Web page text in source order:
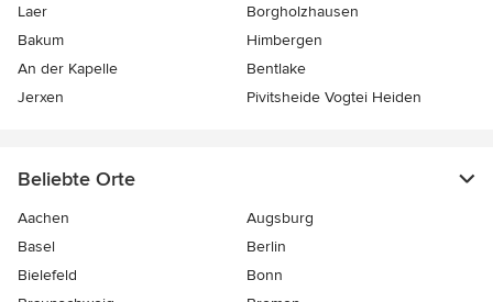
Laer
Borgholzhausen
Bakum
Himbergen
An der Kapelle
Bentlake
Jerxen
Pivitsheide Vogtei Heiden
Beliebte Orte
Aachen
Augsburg
Basel
Berlin
Bielefeld
Bonn